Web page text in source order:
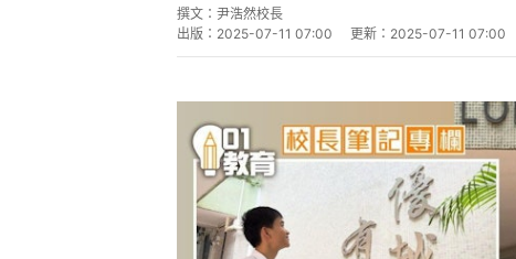
撰文： 尹浩然校長
出版： 2025-07-11 07:00 更新： 2025-07-11 07:00